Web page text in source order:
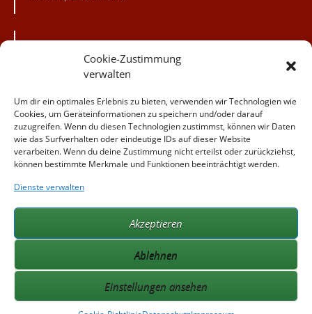
Cookie-Zustimmung
verwalten
Um dir ein optimales Erlebnis zu bieten, verwenden wir Technologien wie
Cookies, um Geräteinformationen zu speichern und/oder darauf
zuzugreifen. Wenn du diesen Technologien zustimmst, können wir Daten
wie das Surfverhalten oder eindeutige IDs auf dieser Website
verarbeiten. Wenn du deine Zustimmung nicht erteilst oder zurückziehst,
können bestimmte Merkmale und Funktionen beeinträchtigt werden.
Dienste verwalten
Akzeptieren
Ablehnen
Einstellungen ansehen
flickr Fotogalerie!
auf Instagram!
Besuchen Sie
uns auf facebook!
Familie Obermair:
obermair.at
seminarhaus-holzoestersee.at